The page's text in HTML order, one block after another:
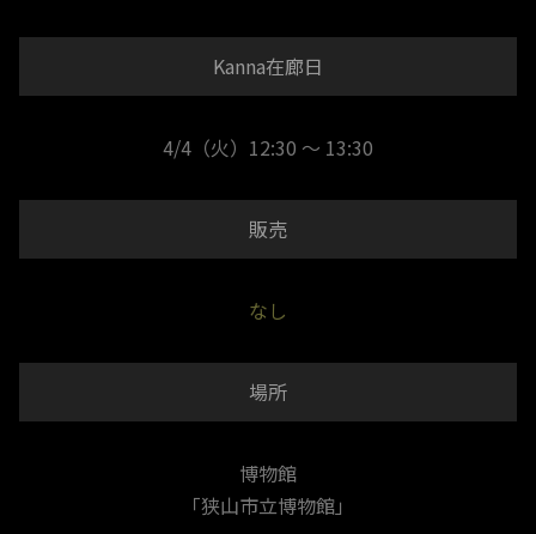
Kanna在廊日
4/4（火）12:30 ～ 13:30
販売
なし
場所
博物館
「狭山市立博物館」